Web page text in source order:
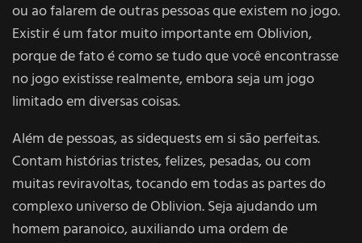
ou ao falarem de outras pessoas que existem no jogo.
Existir é um fator muito importante em Oblivion,
porque de fato é como se tudo que você encontrasse
no jogo existisse realmente, embora seja um jogo
limitado em diversas coisas.
Além de pessoas, as sidequests em si são perfeitas.
Contam histórias tristes, felizes, pesadas, ou com
muitas reviravoltas, tocando em todas as partes do
complexo universo de Oblivion. Seja ajudando um
homem paranoico, auxiliando uma ordem de